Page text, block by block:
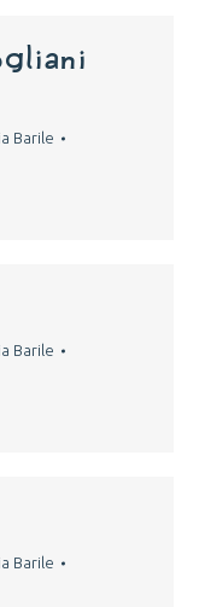
Barile
Barile
Barile